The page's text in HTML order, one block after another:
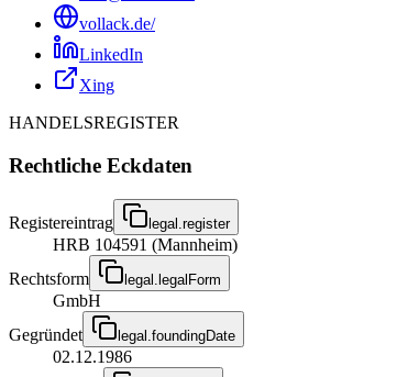
vollack.de/
LinkedIn
Xing
HANDELSREGISTER
Rechtliche Eckdaten
Registereintrag legal.register
HRB 104591 (Mannheim)
Rechtsform
legal.legalForm
GmbH
Gegründet
legal.foundingDate
02.12.1986